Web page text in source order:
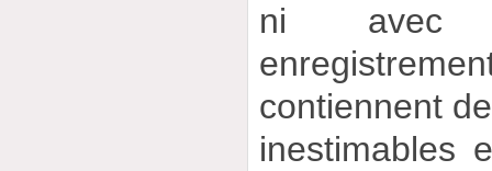
ni avec
contiennent
inestimables